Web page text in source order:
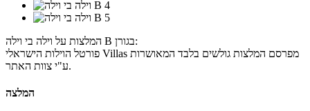
המלצות על וילה בי וילה B בגורן:
פורטל הוילות הישראלי Villas מפרסם המלצות גולשים בלבד המאושרות
ע"י צוות האתר.
המלצה